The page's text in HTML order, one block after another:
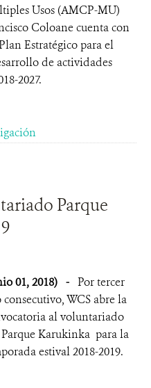
Usos (AMCP-MU)
Coloane cuenta con
Estratégico para el
de actividades
2027.
Parque
01, 2018) - Por tercer
consecutivo, WCS abre la
al voluntariado
Karukinka para la
estival 2018-2019.